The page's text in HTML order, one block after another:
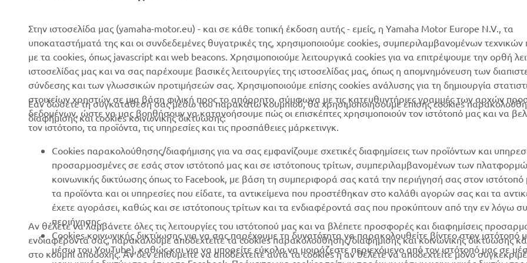
Δίκτυο Επίσημων
Συνεργατών
Τύπος
Φυλλάδια
Γίνετε έμπορος
Βασική Πολιτική Βιώσιμης
Ανάπτυξης
Πολιτική Ανθρωπίνων
Δικαιωμάτων
Whistleblower Channel
Γήπεδα γκολφ
Πρώτοι ανταποκριτές
Robotics
Συνεργασίες
Τεχνικές πληροφορίες για
Yamalube Safety Data
Sheets
Yamaha Racing
Yamaha Motor Global
Mobile Apps
διαχείριση των
χρησιμοποιημένων
μπαταριών
Στην ιστοσελίδα μας (yamaha-motor.eu) - και σε κάθε τοπική έκδοση αυτής - εμείς, η Yamaha Motor Europe N.V., τα
υποκαταστήματά της και οι συνδεδεμένες θυγατρικές της, χρησιμοποιούμε cookies, συμπεριλαμβανομένων
με τα cookies, όπως javascript και web beacons. Χρησιμοποιούμε λειτουργικά cookies για να επιτρέψουμε την ορθή
ιστοσελίδας μας και να σας παρέχουμε βασικές λειτουργίες της ιστοσελίδας μας, όπως η απομνημόνευση των
σύνδεσης και των γλωσσικών προτιμήσεών σας. Χρησιμοποιούμε επίσης cookies ανάλυσης για τη δημιουργία
στοιχείων χρηστών σε μια βάση φιλική προς το απόρρητο, σύμφωνα με τις κατευθυντήριες γραμμές των αρχών
δεδομένων, ώστε να μας βοηθήσουν να κατανοήσουμε πώς οι επισκέπτες χρησιμοποιούν τον ιστότοπό μας και να
τον ιστότοπο, τα προϊόντα, τις υπηρεσίες και τις προσπάθειες μάρκετινγκ.
Εάν δώσετε τη συγκατάθεσή σας μέσω του παρακάτω κουμπιού, θα χρησιμοποιήσουμε επίσης cookies
διαφήμισης και cookies κοινωνικής δικτύωσης:
Cookies παρακολούθησης/διαφήμισης για να σας εμφανίζουμε σχετικές διαφημίσεις των προϊόντων και
προσαρμοσμένες σε εσάς στον ιστότοπό μας και σε ιστότοπους τρίτων, συμπεριλαμβανομένων των
κοινωνικής δικτύωσης όπως το Facebook, με βάση τη συμπεριφορά σας κατά την περιήγησή σας στον
τα προϊόντα και οι υπηρεσίες που είδατε, τα αντικείμενα που προστέθηκαν στο καλάθι αγορών σας και τα
έχετε αγοράσει, καθώς και σε ιστότοπους τρίτων και τα ενδιαφέροντά σας που προκύπτουν από την εν λόγω
περιήγησης.
Cookies κοινωνικής δικτύωσης για να σας παρέχουμε τη δυνατότητα να παρακολουθείτε βίντεο στον ιστότοπό
μέσω του YouTube), καθώς και για να μπορείτε εύκολα να μοιράζεστε περιεχόμενο από τον ιστότοπό μας σε
Αν θέλετε να λαμβάνετε όλες τις λειτουργίες του ιστότοπού μας και να βλέπετε προσφορές και διαφημίσεις
ενδιαφέροντά σας, παρακαλούμε αποδεχτείτε τα cookies παρακολούθησης/διαφήμισης και κοινωνικής δικτύωσης
στο κουμπί αποδοχής. Αν δεν επιθυμείτε να αποδεχτείτε αυτά τα cookies ή αν θέλετε να αποδεχτείτε μόνο